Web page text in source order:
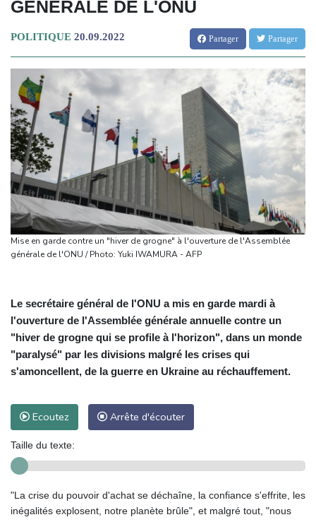
GÉNÉRALE DE L'ONU
POLITIQUE 20.09.2022 Partager Partager
Mise en garde contre un "hiver de grogne" à l'ouverture de l'Assemblée
générale de l'ONU / Photo: Yuki IWAMURA - AFP
Le secrétaire général de l'ONU a mis en garde mardi à
l'ouverture de l'Assemblée générale annuelle contre un
"hiver de grogne qui se profile à l'horizon", dans un monde
"paralysé" par les divisions malgré les crises qui
s'amoncellent, de la guerre en Ukraine au réchauffement.
Ecoutez Arrête d'écouter
Taille du texte:
"La crise du pouvoir d'achat se déchaîne, la confiance s'effrite, les
inégalités explosent, notre planète brûle", et malgré tout, "nous